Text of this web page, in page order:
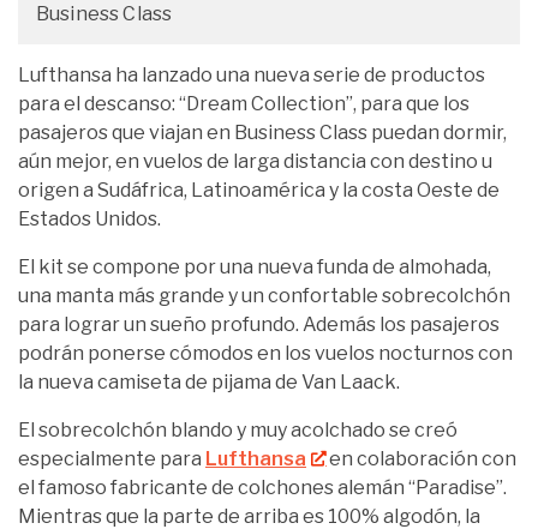
Business Class
Lufthansa ha lanzado una nueva serie de productos
para el descanso: “Dream Collection”, para que los
pasajeros que viajan en Business Class puedan dormir,
aún mejor, en vuelos de larga distancia con destino u
origen a Sudáfrica, Latinoamérica y la costa Oeste de
Estados Unidos.
El kit se compone por una nueva funda de almohada,
una manta más grande y un confortable sobrecolchón
para lograr un sueño profundo. Además los pasajeros
podrán ponerse cómodos en los vuelos nocturnos con
la nueva camiseta de pijama de Van Laack.
El sobrecolchón blando y muy acolchado se creó
especialmente para Lufthansa
en colaboración con
el famoso fabricante de colchones alemán “Paradise”.
Mientras que la parte de arriba es 100% algodón, la